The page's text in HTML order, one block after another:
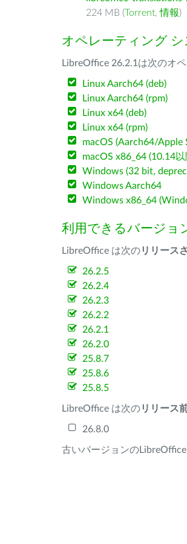
224 MB (Torrent,情報)
オペレーティング シ
LibreOffice 26.2.1は次のオ
Linux Aarch64 (deb)
Linux Aarch64 (rpm)
Linux x64 (deb)
Linux x64 (rpm)
macOS (Aarch64/Apple
macOS x86_64 (10.14以
Windows (32 bit,
Windows Aarch64
Windows x86_64
利用できるバージョ
LibreOffice は次のリリース
26.2.5
26.2.4
26.2.3
26.2.2
26.2.1
26.2.0
25.8.7
25.8.6
25.8.5
LibreOffice は次のリリース
26.8.0
古いバージョンの